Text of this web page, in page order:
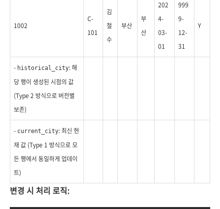
1002
C-
101
김
철
수
부산
부
산
202
4-
03-
01
999
9-
12-
31
Y
- historical_city: 해
당 행이 생성된 시점의 값
(Type 2 방식으로 버전별
보존)
- current_city: 최신 현
재 값 (Type 1 방식으로 모
든 행에서 동일하게 업데이
트)
변경 시 처리 로직: